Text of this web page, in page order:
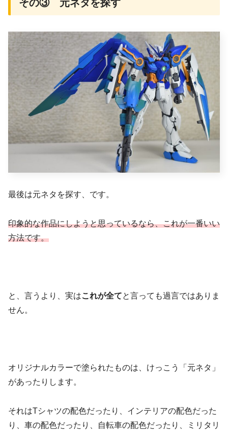
その③ 元ネタを探す
最後は元ネタを探す、です。
印象的な作品にしようと思っているなら、これが一番いい
方法です。
と、言うより、実はこれが全てと言っても過言ではありま
せん。
オリジナルカラーで塗られたものは、けっこう「元ネタ」
があったりします。
それはTシャツの配色だったり、インテリアの配色だった
り、車の配色だったり、自転車の配色だったり、ミリタリ